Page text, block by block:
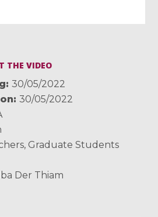
THE VIDEO
30/05/2022
30/05/2022
, Graduate Students
Der Thiam